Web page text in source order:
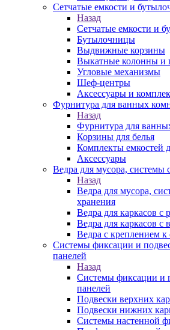
Сетчатые емкости и
Назад
Сетчатые емкости и
Бутылочницы
Выдвижные корзины
Выкатные колонны и
Угловые механизмы
Шеф-центры
Аксессуары и
Фурнитура для ванных
Назад
Фурнитура для
Корзины для белья
Комплекты емкостей
Аксессуары
Ведра для мусора, системы
Назад
Ведра для мусора,
хранения
Ведра для каркасов
Ведра для каркасов
Ведра с креплением к
Системы фиксации и
панелей
Назад
Системы фиксации и
панелей
Подвески верхних
Подвески нижних
Системы настенной